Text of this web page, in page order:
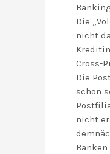
Die
nicht
Cross-
Die
schon
nicht